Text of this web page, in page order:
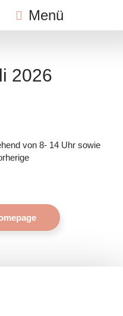
Menü
2026
von 8- 14 Uhr sowie